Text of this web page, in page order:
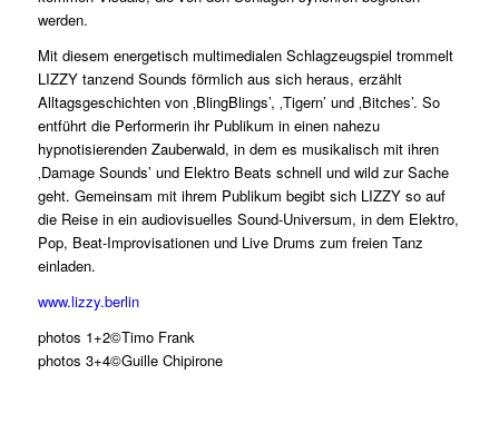
werden.
Mit diesem energetisch multimedialen Schlagzeugspiel trommelt
LIZZY tanzend Sounds förmlich aus sich heraus, erzählt
Alltagsgeschichten von ‚BlingBlings’, ‚Tigern’ und ‚Bitches’. So
entführt die Performerin ihr Publikum in einen nahezu
hypnotisierenden Zauberwald, in dem es musikalisch mit ihren
‚Damage Sounds’ und Elektro Beats schnell und wild zur Sache
geht. Gemeinsam mit ihrem Publikum begibt sich LIZZY so auf
die Reise in ein audiovisuelles Sound-Universum, in dem Elektro,
Pop, Beat-Improvisationen und Live Drums zum freien Tanz
einladen.
www.lizzy.berlin
photos 1+2©Timo Frank
photos 3+4©Guille Chipirone